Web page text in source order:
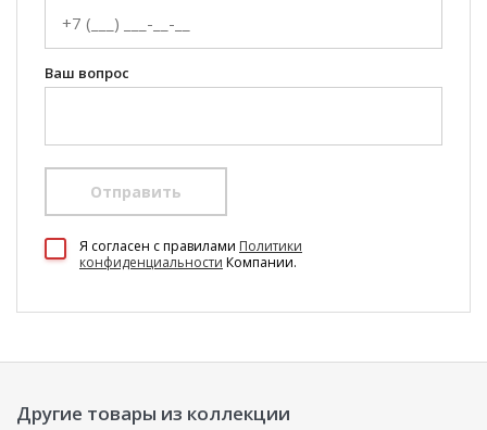
Ваш вопрос
Отправить
Я согласен c правилами Политики
конфиденциальности Компании.
Другие товары из коллекции